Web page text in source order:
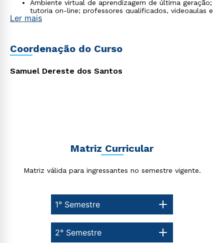
Ambiente virtual de aprendizagem de última geração;
tutoria on-line; professores qualificados, videoaulas e
biblioteca virtual;
processo de aprendizagem para um método efetivo
Ler mais
Coordenação do Curso
Samuel Dereste dos Santos
Matriz Curricular
Matriz válida para ingressantes no semestre vigente.
1° Semestre
2° Semestre
Rápido e fácil
WhatsApp